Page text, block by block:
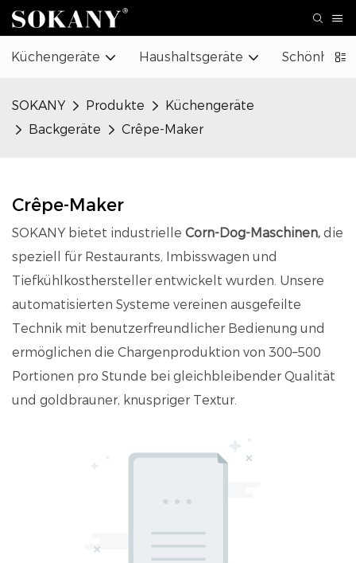
Küchengeräte Haushaltsgeräte Schönheit
SOKANY Produkte
Küchengeräte
Backgeräte
Crêpe-Maker
Crêpe-Maker
SOKANY bietet industrielle Corn-Dog-Maschinen, die
speziell für Restaurants, Imbisswagen und
Tiefkühlkosthersteller entwickelt wurden. Unsere
automatisierten Systeme vereinen ausgefeilte
Technik mit benutzerfreundlicher Bedienung und
ermöglichen die Chargenproduktion von 300–500
Portionen pro Stunde bei gleichbleibender Qualität
und goldbrauner, knuspriger Textur.